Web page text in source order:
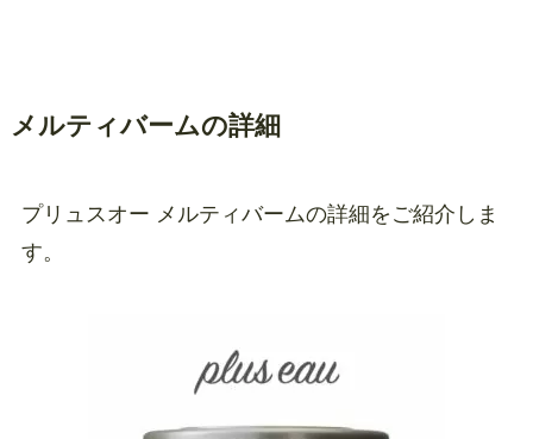
メルティバームの詳細
プリュスオー メルティバームの詳細をご紹介しま
す。